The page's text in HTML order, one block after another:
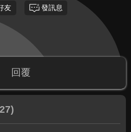
友 發訊息
回覆